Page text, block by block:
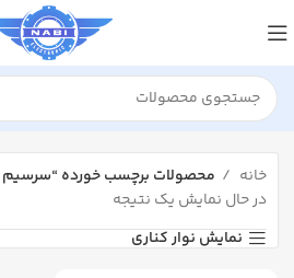
خانه
محصولات برچسب خورده “سرسیم
در حال نمایش یک نتیجه
نمایش نوار کناری